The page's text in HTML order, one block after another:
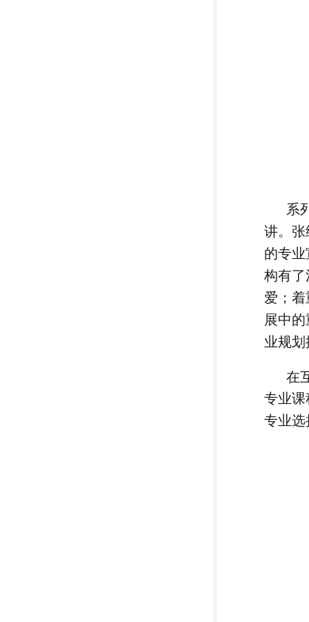
系
讲。
的专业
构有
爱；
展中
业规
在
专业
专业选